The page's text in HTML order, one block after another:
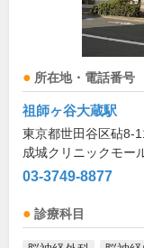
所在地・電話番号
祖師ヶ谷大蔵駅
東京都世田谷区砧8-
成城クリニックモー
03-3749-8877
診療科目